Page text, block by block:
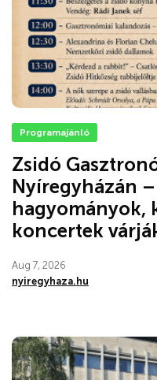
Programajánló
Zsidó
Nyíregyházán
hagyományok,
koncertek
Aug 7, 2026
nyiregyhaza.hu